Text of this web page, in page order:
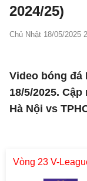
2024/25)
Chủ Nhật 18/05/2025
Video bóng đá
18/5/2025.
Hà Nội vs